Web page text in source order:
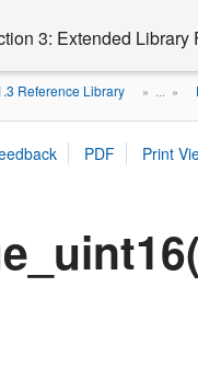
3: Extended Library
Reference Library » ... »